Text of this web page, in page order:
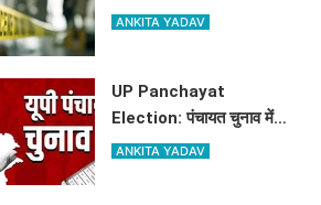
कारीगर की मौत; 2 की
ANKITA YADAV
UP Panchayat
Election: पंचायत चुनाव में
देरी पर हाईकोर्ट सख्त, कहा-
ANKITA YADAV